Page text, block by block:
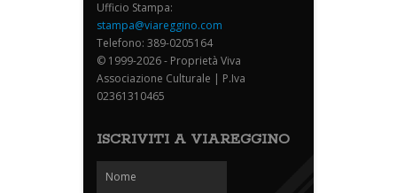
Ufficio Stampa:
stampa@viareggino.com
Telefono: 389-0205164
© 1999-2026 - Proprietà Viva
Associazione Culturale | P.Iva
02361310465
ISCRIVITI A VIAREGGINO